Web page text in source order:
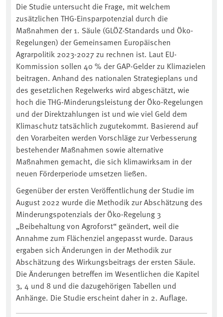
Die Studie untersucht die Frage, mit welchem
zusätzlichen THG-Einsparpotenzial durch die
Maßnahmen der 1. Säule (GLÖZ-Standards und Öko-
Regelungen) der Gemeinsamen Europäischen
Agrarpolitik 2023-2027 zu rechnen ist. Laut EU-
Kommission sollen 40 % der GAP-Gelder zu Klimazielen
beitragen. Anhand des nationalen Strategieplans und
des gesetzlichen Regelwerks wird abgeschätzt, wie
hoch die THG-Minderungsleistung der Öko-Regelungen
und der Direktzahlungen ist und wie viel Geld dem
Klimaschutz tatsächlich zugutekommt. Basierend auf
den Vorarbeiten werden Vorschläge zur Verbesserung
bestehender Maßnahmen sowie alternative
Maßnahmen gemacht, die sich klimawirksam in der
neuen Förderperiode umsetzen ließen.
Gegenüber der ersten Veröffentlichung der Studie im
August 2022 wurde die Methodik zur Abschätzung des
Minderungspotenzials der Öko-Regelung 3
„Beibehaltung von Agroforst“ geändert, weil die
Annahme zum Flächenziel angepasst wurde. Daraus
ergaben sich Änderungen in der Methodik zur
Abschätzung des Wirkungsbeitrags der ersten Säule.
Die Änderungen betreffen im Wesentlichen die Kapitel
3, 4 und 8 und die dazugehörigen Tabellen und
Anhänge. Die Studie erscheint daher in 2. Auflage.